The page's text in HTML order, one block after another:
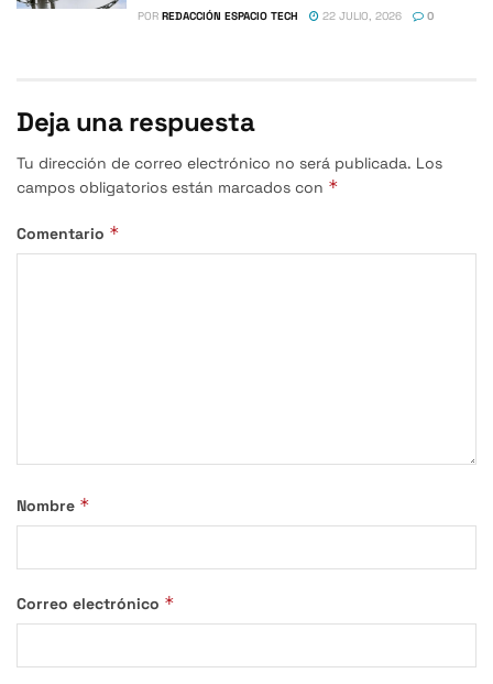
POR REDACCIÓN ESPACIO TECH 22 JULIO, 2026 0
Deja una respuesta
Tu dirección de correo electrónico no será publicada. Los
campos obligatorios están marcados con *
Comentario *
Nombre *
Correo electrónico *